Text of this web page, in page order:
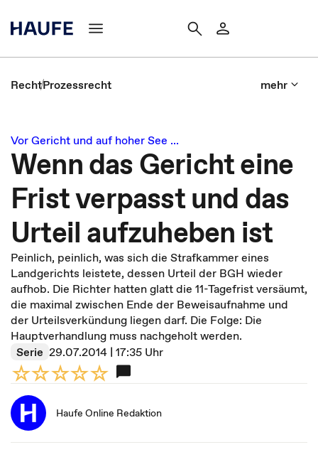
RechtProzessrecht mehr
Vor Gericht und auf hoher See ...
Wenn das Gericht eine
Frist verpasst und das
Urteil aufzuheben ist
Peinlich, peinlich, was sich die Strafkammer eines
Landgerichts leistete, dessen Urteil der BGH wieder
aufhob. Die Richter hatten glatt die 11-Tagefrist versäumt,
die maximal zwischen Ende der Beweisaufnahme und
der Urteilsverkündung liegen darf. Die Folge: Die
Hauptverhandlung muss nachgeholt werden.
Serie 29.07.2014 | 17:35 Uhr
Haufe Online Redaktion